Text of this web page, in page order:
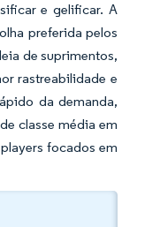
e gelificar. A
preferida pelos
de suprimentos,
rastreabilidade e
da demanda,
classe média em
focados em